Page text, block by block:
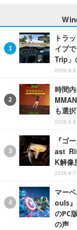
トラ
イブ
Trip」
時間
も選
『ゴ
ast
K解
2026.8.7
マー
ouls
のPC
の声